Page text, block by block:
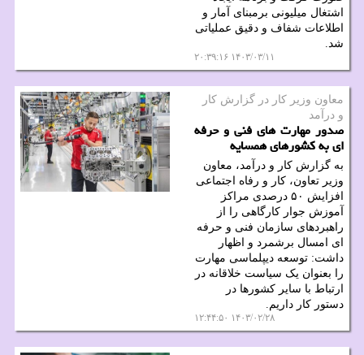
اشتغال میلیونی برمبنای آمار و
اطلاعات شفاف و دقیق عملیاتی
شد.
۱۴۰۳/۰۳/۱۱ ۲۰:۳۹:۱۶
معاون وزیر كار در گزارش كار
و درآمد
صدور مهارت های فنی و حرفه
ای به کشورهای همسایه
به گزارش کار و درآمد، معاون
وزیر تعاون، کار و رفاه اجتماعی
افزایش ۵۰ درصدی مراکز
آموزش جوار کارگاهی را از
راهبردهای سازمان فنی و حرفه
ای امسال برشمرد و اظهار
داشت: توسعه دیپلماسی مهارت
را بعنوان یک سیاست خلاقانه در
ارتباط با سایر کشورها در
دستور کار داریم.
۱۴۰۳/۰۲/۲۸ ۱۲:۴۴:۵۰